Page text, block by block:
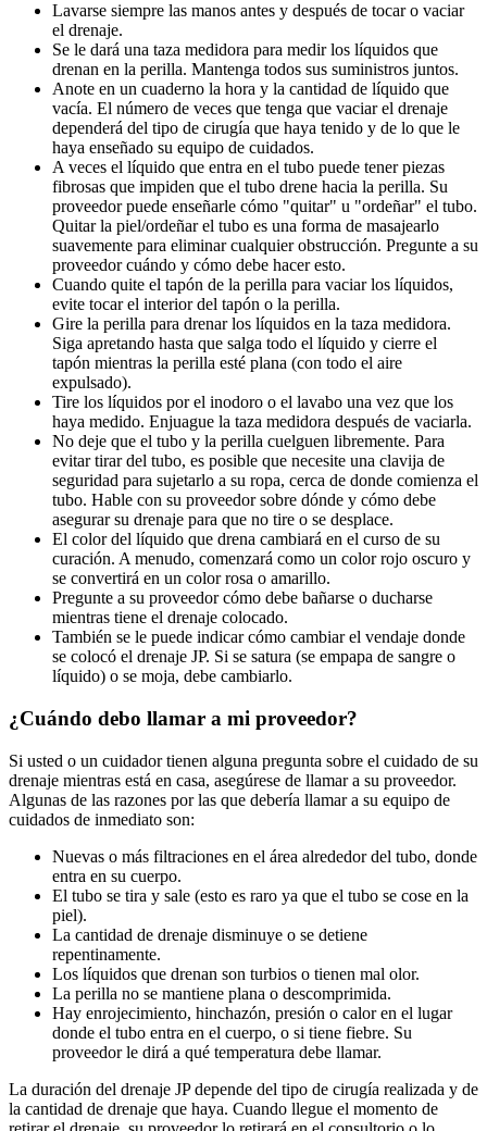
Lavarse siempre las manos antes y después de tocar o vaciar
el drenaje.
Se le dará una taza medidora para medir los líquidos que
drenan en la perilla. Mantenga todos sus suministros juntos.
Anote en un cuaderno la hora y la cantidad de líquido que
vacía. El número de veces que tenga que vaciar el drenaje
dependerá del tipo de cirugía que haya tenido y de lo que le
haya enseñado su equipo de cuidados.
A veces el líquido que entra en el tubo puede tener piezas
fibrosas que impiden que el tubo drene hacia la perilla. Su
proveedor puede enseñarle cómo "quitar" u "ordeñar" el tubo.
Quitar la piel/ordeñar el tubo es una forma de masajearlo
suavemente para eliminar cualquier obstrucción. Pregunte a su
proveedor cuándo y cómo debe hacer esto.
Cuando quite el tapón de la perilla para vaciar los líquidos,
evite tocar el interior del tapón o la perilla.
Gire la perilla para drenar los líquidos en la taza medidora.
Siga apretando hasta que salga todo el líquido y cierre el
tapón mientras la perilla esté plana (con todo el aire
expulsado).
Tire los líquidos por el inodoro o el lavabo una vez que los
haya medido. Enjuague la taza medidora después de vaciarla.
No deje que el tubo y la perilla cuelguen libremente. Para
evitar tirar del tubo, es posible que necesite una clavija de
seguridad para sujetarlo a su ropa, cerca de donde comienza el
tubo. Hable con su proveedor sobre dónde y cómo debe
asegurar su drenaje para que no tire o se desplace.
El color del líquido que drena cambiará en el curso de su
curación. A menudo, comenzará como un color rojo oscuro y
se convertirá en un color rosa o amarillo.
Pregunte a su proveedor cómo debe bañarse o ducharse
mientras tiene el drenaje colocado.
También se le puede indicar cómo cambiar el vendaje donde
se colocó el drenaje JP. Si se satura (se empapa de sangre o
líquido) o se moja, debe cambiarlo.
¿Cuándo debo llamar a mi proveedor?
Si usted o un cuidador tienen alguna pregunta sobre el cuidado de su
drenaje mientras está en casa, asegúrese de llamar a su proveedor.
Algunas de las razones por las que debería llamar a su equipo de
cuidados de inmediato son:
Nuevas o más filtraciones en el área alrededor del tubo, donde
entra en su cuerpo.
El tubo se tira y sale (esto es raro ya que el tubo se cose en la
piel).
La cantidad de drenaje disminuye o se detiene
repentinamente.
Los líquidos que drenan son turbios o tienen mal olor.
La perilla no se mantiene plana o descomprimida.
Hay enrojecimiento, hinchazón, presión o calor en el lugar
donde el tubo entra en el cuerpo, o si tiene fiebre. Su
proveedor le dirá a qué temperatura debe llamar.
La duración del drenaje JP depende del tipo de cirugía realizada y de
la cantidad de drenaje que haya. Cuando llegue el momento de